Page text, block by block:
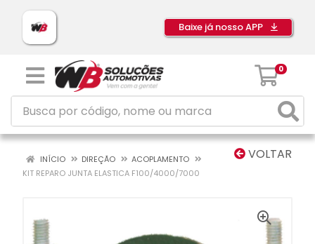
Baixe já nosso APP
0
VOLTAR
INÍCIO DIREÇÃO
ACOPLAMENTO
KIT REPARO JUNTA ELASTICA F100/4000/7000